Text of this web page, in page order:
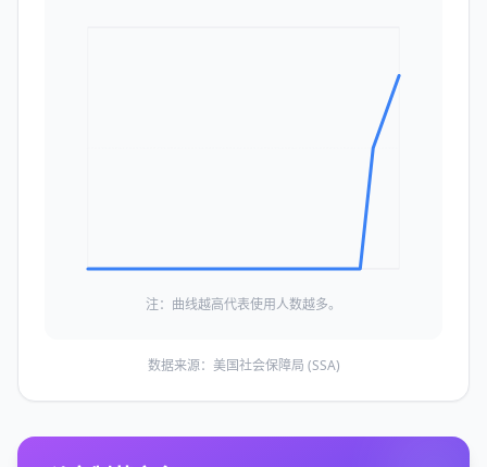
注：曲线越高代表使用人数越多。
数据来源：美国社会保障局 (SSA)